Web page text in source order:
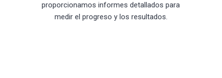
proporcionamos informes detallados para
medir el progreso y los resultados.